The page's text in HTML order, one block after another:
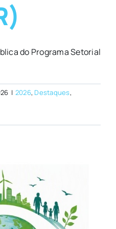
do Programa Setorial
| 2026, Destaques,